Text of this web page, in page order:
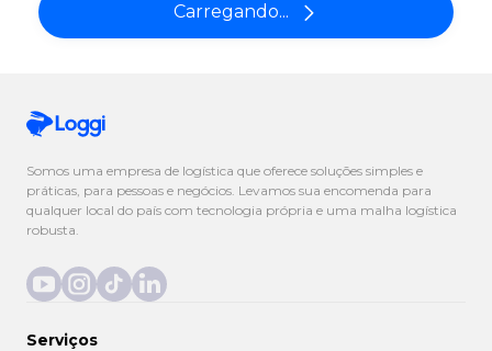
Carregando...
Somos uma empresa de logística que oferece soluções simples e
práticas, para pessoas e negócios. Levamos sua encomenda para
qualquer local do país com tecnologia própria e uma malha logística
robusta.
Serviços